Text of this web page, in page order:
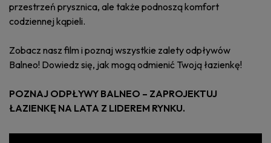
przestrzeń prysznica, ale także podnoszą komfort
codziennej kąpieli.
Zobacz nasz film i poznaj wszystkie zalety odpływów
Balneo! Dowiedz się, jak mogą odmienić Twoją łazienkę!
POZNAJ ODPŁYWY BALNEO – ZAPROJEKTUJ
ŁAZIENKĘ NA LATA Z LIDEREM RYNKU.